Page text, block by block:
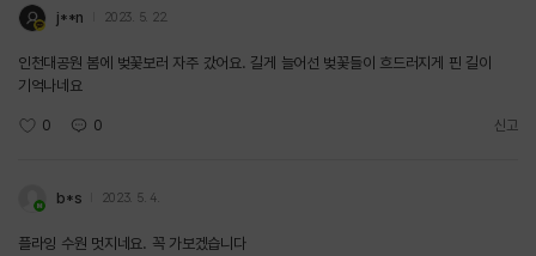
j**n 2023. 5. 22.
인천대공원 봄에 벚꽃보러 자주 갔어요. 길게 늘어선 벚꽃들이 흐드러지게 핀 길이
기억나네요
0 0 신고
b*s 2023. 5. 4.
플라잉 수원 멋지네요. 꼭 가보겠습니다